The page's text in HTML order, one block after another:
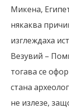
Микена,
някаква
изглеждаха
Везувий –
тогава се
стана
не излезе,